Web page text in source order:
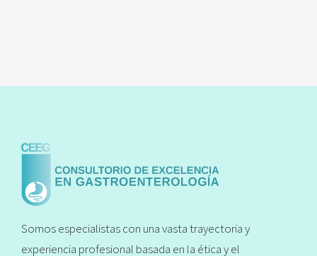
Somos especialistas con una vasta trayectoria y
experiencia profesional basada en la ética y el